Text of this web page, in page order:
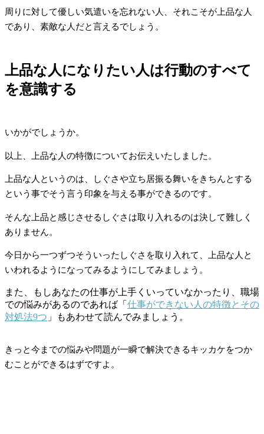
周りに対して優しい気遣いを忘れない人、それこそが上品な人
であり、素敵な人だと言えるでしょう。
上品な人になりたい人は行動のすべて
を意識する
いかがでしょうか。
以上、上品な人の特徴についてお伝えいたしました。
上品な人というのは、しぐさや立ち居振る舞いをきちんとする
という事でそう言う印象を与える事ができるのです。
そんな上品と感じさせるしぐさは取り入れるのは決して難しく
ありません。
今日から一つずつそういったしぐさを取り入れて、上品な人と
いわれるようになってみるようにしてみましょう。
また、もしあなたの仕事が上手くいっていなかったり、職場
での悩みがあるのであれば「 仕事ができない人の特徴とその
対処法9つ 」もあわせて読んでみましょう。
きっと今までの悩みや問題が一瞬で解決できるキッカケをつか
むことができるはずですよ。